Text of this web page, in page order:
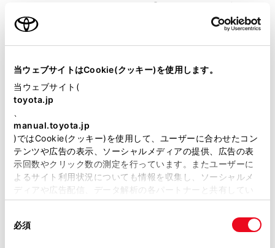
当ウェブサイトはCookie(クッキー)を使用します。
当ウェブサイト(
toyota.jp
manual.toyota.jp
)ではCookie(クッキー)を使用して、ユーザーに合わせたコン
テンツや広告の表示、ソーシャルメディアの提供、広告の表
示回数やクリック数の測定を行っています。またユーザーに
よるサイト利用状況についても情報を収集し、ソーシャルメ
ディアや広告配信、データ解析の各パートナーと共有してい
ます。各パートナーは、ここで収集された情報とユーザーが
各パートナーに提供した他の情報、ユーザーが各パートナー
のサービスを使用したときに収集した他の情報を組み合わせ
必須
ルでエキサイティングなコース『トム・ワトソンゴルフ
コース』へと、クラウン（エステート）で向かった。
は全長約2mの完全フルフラット空間になる仕様に感心し
た様子の誠さん。「家族３人でスノーボードに出かける
ときは、後席にも座り、片側はフラットにしてボードを
クラウン（エステート）だが、居住性の高さばかりでな
く、こうした優れた積載力もアウトドア・ドライブには
魅力だ。
大きめのグリーンと可能な限り自然の姿を残した戦略性
スショット（時にはミスショットも）を、二人だけで存